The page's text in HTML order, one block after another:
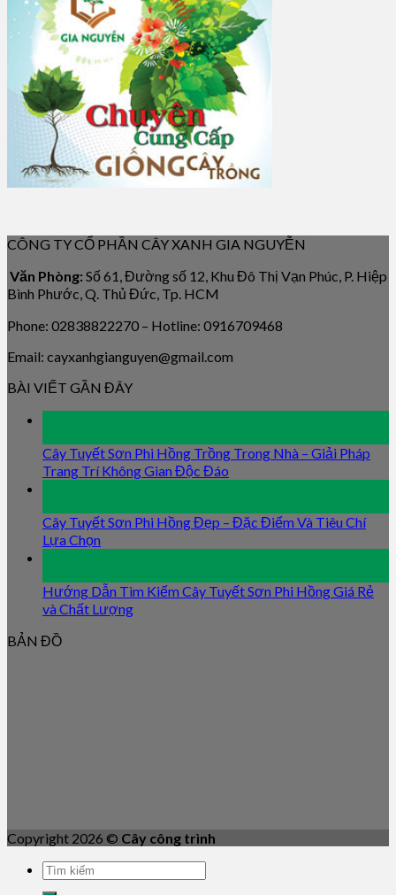
CÔNG TY CỔ PHẦN CÂY XANH GIA NGUYỄN
Văn Phòng: Số 61, Đường số 12, Khu Đô Thị Vạn Phúc, P. Hiệp
Bình Phước, Q. Thủ Đức, Tp. HCM
Phone: 02838822270 – Hotline: 0916709468
Email: cayxanhgianguyen@gmail.com
BÀI VIẾT GẦN ĐÂY
Cây Tuyết Sơn Phi Hồng Trồng Trong Nhà – Giải Pháp
Trang Trí Không Gian Độc Đáo
Cây Tuyết Sơn Phi Hồng Đẹp – Đặc Điểm Và Tiêu Chí
Lựa Chọn
Hướng Dẫn Tìm Kiếm Cây Tuyết Sơn Phi Hồng Giá Rẻ
và Chất Lượng
BẢN ĐỒ
Copyright 2026 © Cây công trình